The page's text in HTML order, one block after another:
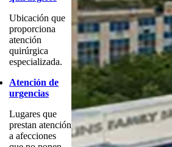
Ubicación que
proporciona
atención
quirúrgica
especializada.
Atención de
urgencias
Lugares que
prestan atención
a afecciones